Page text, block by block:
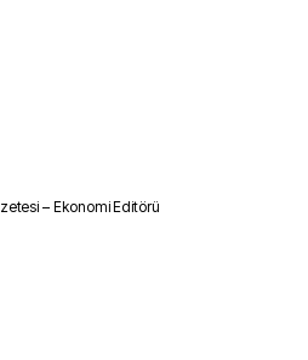
– Ekonomi Editörü